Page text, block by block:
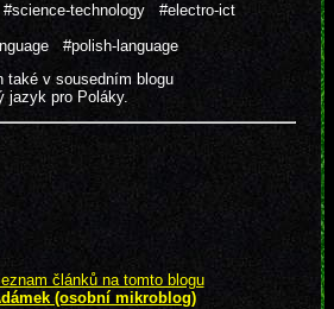
#science-technology
#electro-ict
#polish-language
také v sousedním blogu
jazyk pro Poláky.
článků na tomto blogu
(osobní mikroblog)